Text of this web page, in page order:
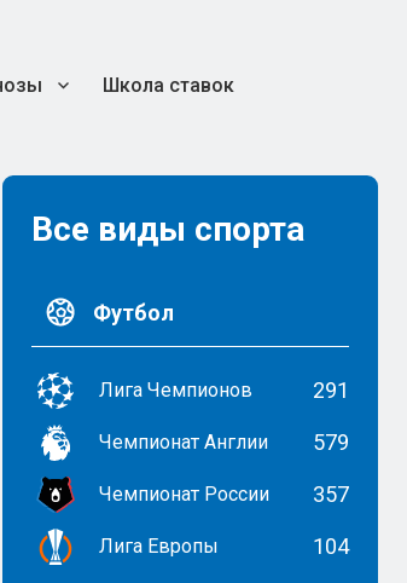
Школа ставок
Все виды спорта
Футбол
Лига Чемпионов 291
Чемпионат Англии 579
Чемпионат России 357
Лига Европы 104